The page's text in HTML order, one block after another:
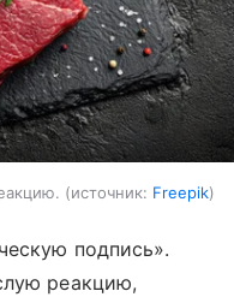
источник: Freepik
подпись».
реакцию,